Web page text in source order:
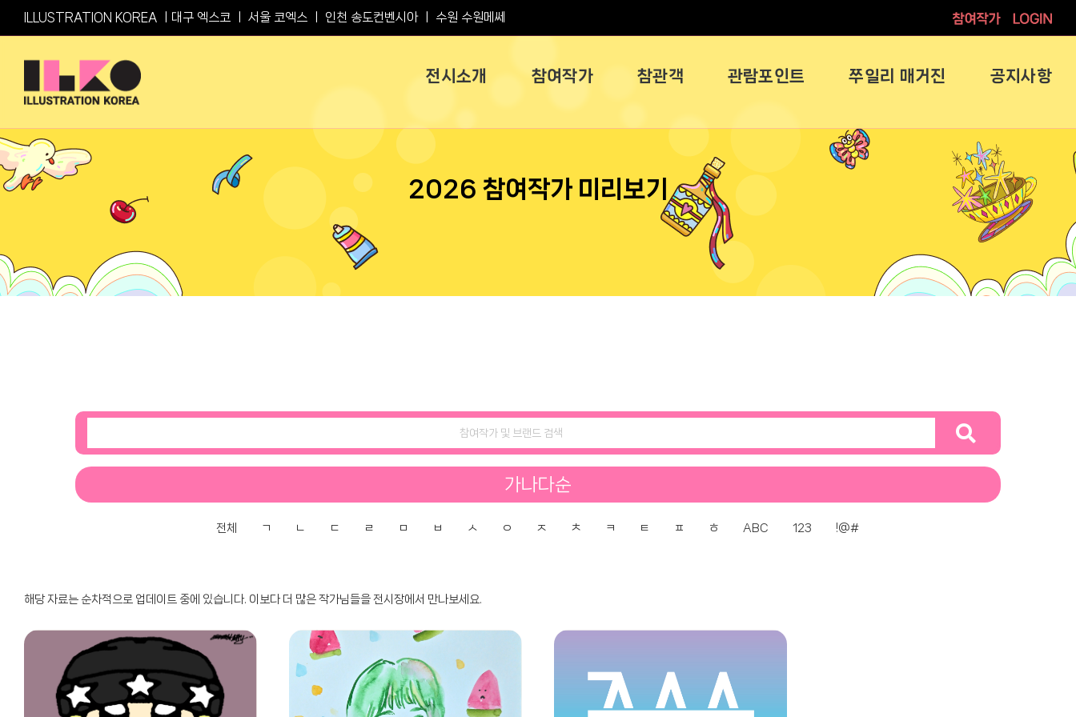
ILLUSTRATION KOREA ㅣ 대구 엑스코 서울 코엑스 인천 송도컨벤시아ㅣ 수원 수원메쎄
참여작가
전시소개 참여작가 참관객 관람포인트 쭈일리 매거진 공지사항
2026 참여작가 미리보기
가나다순
전체 ㄱ ㄴ ㄷ ㄹ ㅁ ㅂ ㅅ ㅇ ㅈ ㅊ ㅋ ㅌ ㅍ ㅎ ABC 123 !@#
해당 자료는 순차적으로 업데이트 중에 있습니다. 이보다 더 많은 작가님들을 전시장에서 만나보세요.